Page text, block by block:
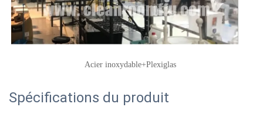
Acier inoxydable+Plexiglas
Spécifications du produit